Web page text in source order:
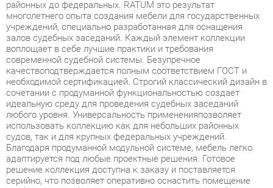
воплощает в себе лучшие практики и требования
современной судебной системы. Безупречное
качествоподтверждается полным соответствием ГОСТ и
необходимой сертификацией. Строгий классический дизайн в
сочетании с продуманной функциональностью создает
идеальную среду для проведения судебных заседаний
любого уровня. Универсальность примененияпозволяет
использовать коллекцию как для небольших районных
судов, так и для крупных федеральных учреждений.
Благодаря продуманной модульной системе, мебель легко
адаптируется под любые проектные решения. Готовое
решение коллекция доступна к заказу и поставляется
серийно, что позволяет оперативно оснастить помещение
необходимой мебелью. От судейских столов до трибун
каждый элемент создан с учетом специфики работы
судебной системы. Технические характеристики коллекции
Декоративный бесшовный рамочный профиль